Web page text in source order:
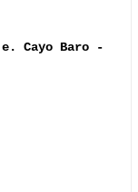
Cayo Baro -